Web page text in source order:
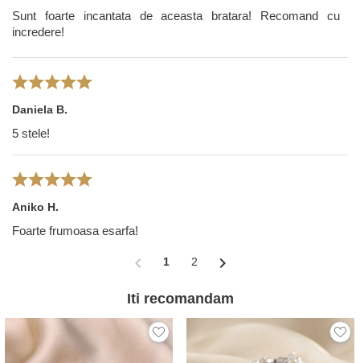
Sunt foarte incantata de aceasta bratara! Recomand cu
incredere!
Daniela B.
5 stele!
Aniko H.
Foarte frumoasa esarfa!
chevron_left 1 2 chevron_right
Iti recomandam